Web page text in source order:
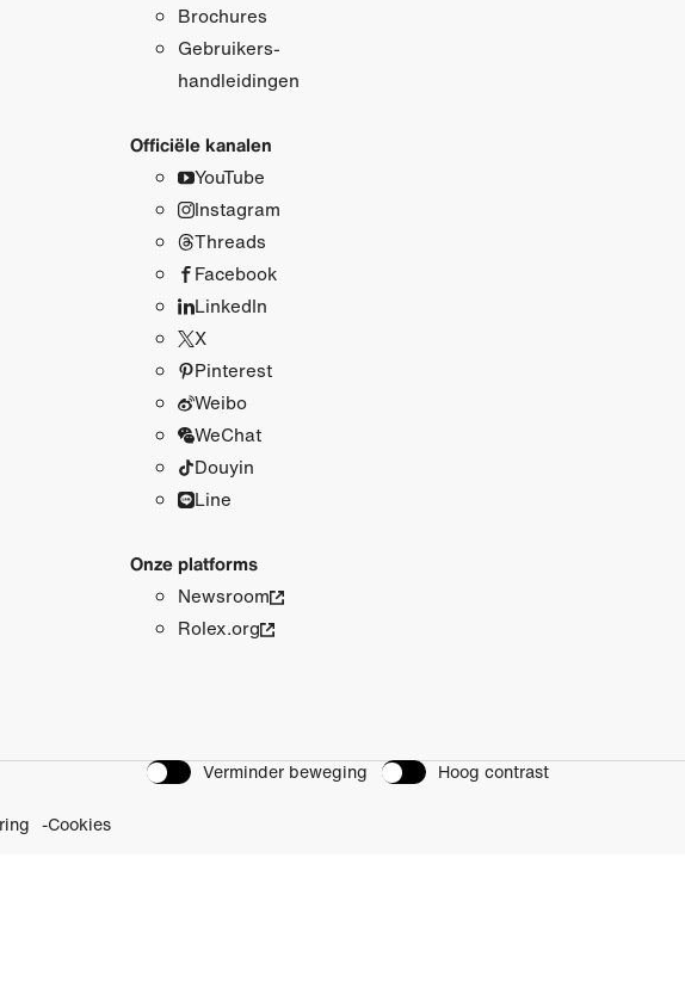
Brochures
Gebruikers­
handleidingen
Officiële kanalen
YouTube
Instagram
Threads
Facebook
LinkedIn
X
Pinterest
Weibo
WeChat
Douyin
Line
Onze platforms
Newsroom
Rolex.org
Verminder beweging Hoog contrast
Cookies